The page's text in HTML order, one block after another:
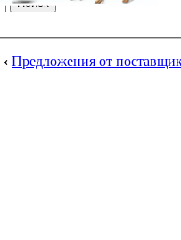
‹ Предложения от